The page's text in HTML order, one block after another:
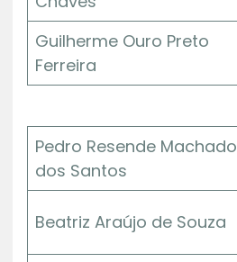
Guilherme Ouro Preto
Ferreira
Pedro Resende Machado
dos Santos
Beatriz Araújo de Souza